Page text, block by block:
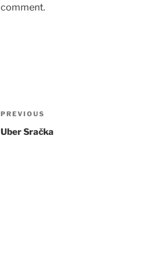
comment.
Post
navigation
Previous
Post
PREVIOUS
Uber Sračka